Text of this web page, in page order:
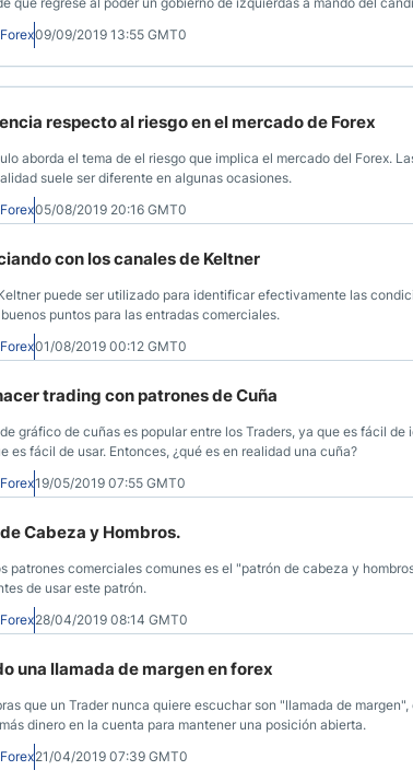
09/09/2019 13:55 GMT0
respecto al riesgo en el mercado de Forex
aborda el tema de el riesgo que implica el mercado del Forex.
suele ser diferente en algunas ocasiones.
05/08/2019 20:16 GMT0
con los canales de Keltner
puede ser utilizado para identificar efectivamente las
puntos para las entradas comerciales.
01/08/2019 00:12 GMT0
trading con patrones de Cuña
gráfico de cuñas es popular entre los Traders, ya que es fácil
es fácil de usar. Entonces, ¿qué es en realidad una cuña?
19/05/2019 07:55 GMT0
Cabeza y Hombros.
patrones comerciales comunes es el "patrón de cabeza y
de usar este patrón.
28/04/2019 08:14 GMT0
una llamada de margen en forex
que un Trader nunca quiere escuchar son "llamada de
dinero en la cuenta para mantener una posición abierta.
21/04/2019 07:39 GMT0